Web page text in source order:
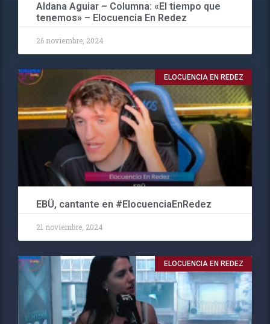
Aldana Aguiar – Columna: «El tiempo que
tenemos» – Elocuencia En Redez
26 noviembre, 2024
ELOCUENCIA EN REDEZ
EBÜ, cantante en #ElocuenciaEnRedez
21 noviembre, 2024
ELOCUENCIA EN REDEZ